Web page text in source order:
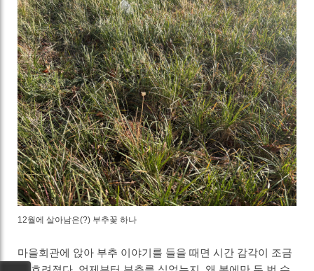
12월에 살아남은(?) 부추꽃 하나
마을회관에 앉아 부추 이야기를 들을 때면 시간 감각이 조금